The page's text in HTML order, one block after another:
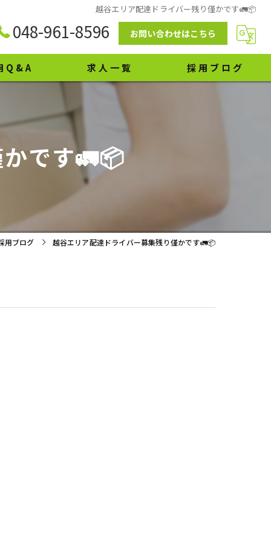
越谷エリア配達ドライバー残り僅かです🚛📦
048-961-8596 お問い合わせはこちら
Q&A 求人一覧 採用ブログ
です🚛📦
用ブログ 越谷エリア配達ドライバー募集残り僅かです🚛📦